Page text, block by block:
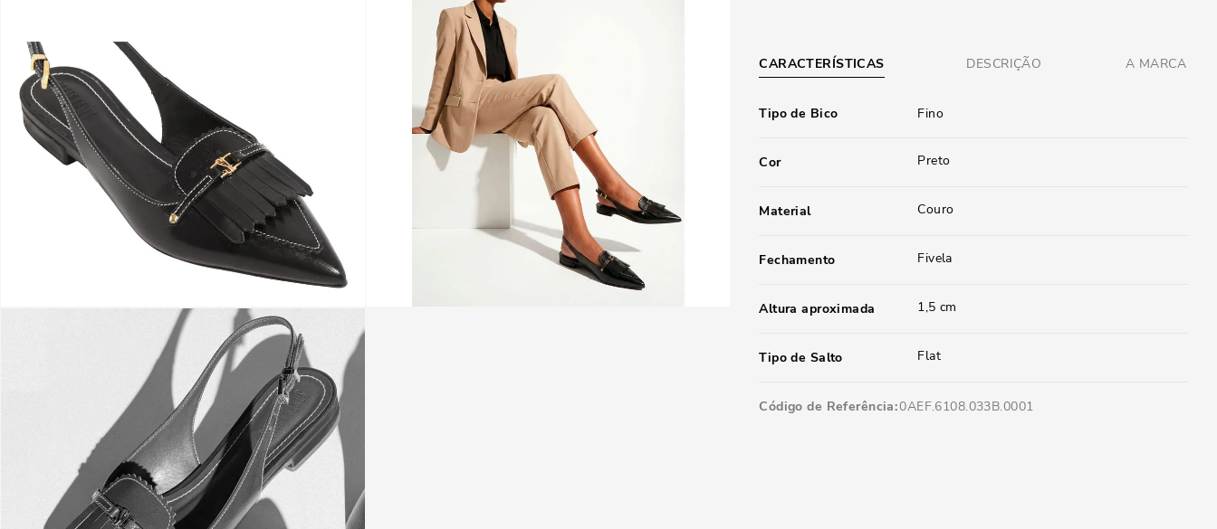
CARACTERÍSTICAS DESCRIÇÃO A MARCA
Tipo de Bico Fino
Cor Preto
Material Couro
Fechamento Fivela
Altura aproximada 1,5 cm
Tipo de Salto Flat
Código de Referência 0AEF.6108.033B.0001